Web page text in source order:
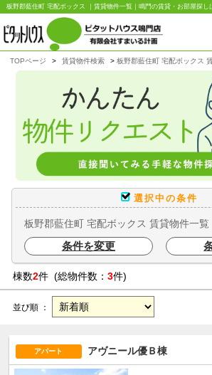
板野郡藍住町 宅配ボックス ｜賃貸物件一覧｜鳴門の賃貸・お部屋探し
TOPページ 賃貸物件検索 板野郡藍住町 宅配ボックス
選択中の条件
板野郡藍住町 宅配ボックス 賃貸物件一覧
条件を変更
棟数2件 (総物件数： 3件)
並び順 ：
アパート アヴニール優Ｂ棟